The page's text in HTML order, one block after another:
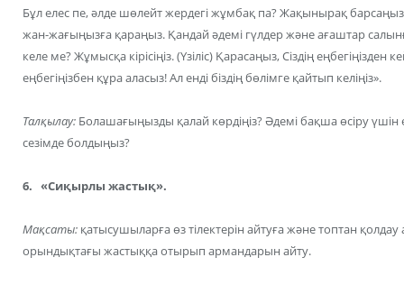
Бұл елес пе, әлде шөлейт жердегі жұмбақ па? Жақынырақ
жан-жағыңызға қараңыз. Қандай әдемі гүлдер және ағаштар
келе ме? Жұмысқа кірісіңіз. (Үзіліс) Қарасаңыз, Сіздің
еңбегіңізбен құра аласыз! Ал енді біздің бөлімге қайтып келіңіз».
Талқылау: Болашағыңызды қалай көрдіңіз? Әдемі бақша өсіру үшін
сезімде болдыңыз?
6. «Сиқырлы жастық».
Мақсаты: қатысушыларға өз тілектерін айтуға және топтан
орындықтағы жастыққа отырып армандарын айту.